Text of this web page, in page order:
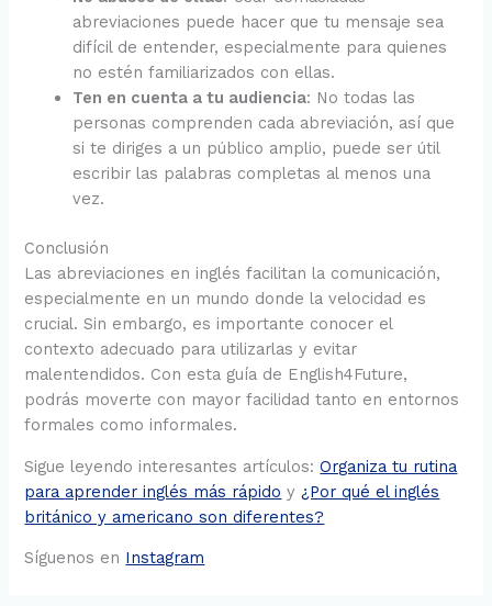
abreviaciones puede hacer que tu mensaje sea
difícil de entender, especialmente para quienes
no estén familiarizados con ellas.
Ten en cuenta a tu audiencia: No todas las
personas comprenden cada abreviación, así que
si te diriges a un público amplio, puede ser útil
escribir las palabras completas al menos una
vez.
Conclusión
Las abreviaciones en inglés facilitan la comunicación,
especialmente en un mundo donde la velocidad es
crucial. Sin embargo, es importante conocer el
contexto adecuado para utilizarlas y evitar
malentendidos. Con esta guía de English4Future,
podrás moverte con mayor facilidad tanto en entornos
formales como informales.
Sigue leyendo interesantes artículos:Organiza tu rutina
para aprender inglés más rápido y¿Por qué el inglés
británico y americano son diferentes?
Síguenos en Instagram